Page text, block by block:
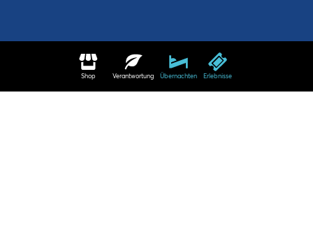
Shop Verantwortung Übernachten Erlebnisse